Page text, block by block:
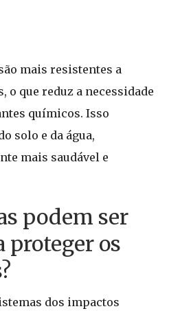
mais resistentes a
o que reduz a necessidade
químicos. Isso
solo e da água,
mais saudável e
podem ser
proteger os
dos impactos